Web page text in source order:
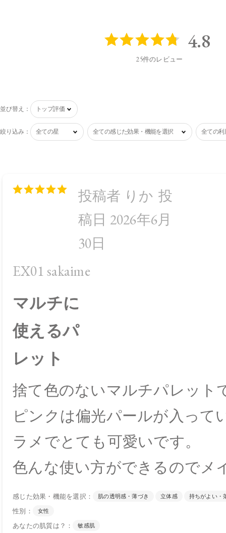
4.8
25件のレビュー
並び替え：
絞り込み：
マルチに
使えるパ
レット
投稿者 りか 投
稿日 2026年6月
30日
EX01 sakaime
捨て色のないマルチパレット
ピンクは偏光パールが入って
ラメでとても可愛いです。
色んな使い方ができるのでメ
感じた効果・機能を選択： 肌の透明感・薄づき 立体感 持ちがよい・
性別： 女性
あなたの肌質は？： 敏感肌